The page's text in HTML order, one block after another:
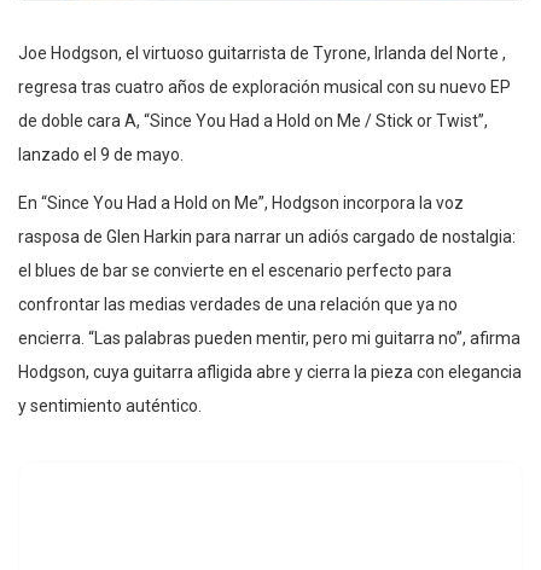
Joe Hodgson, el virtuoso guitarrista de Tyrone, Irlanda del Norte ,
regresa tras cuatro años de exploración musical con su nuevo EP
de doble cara A, “Since You Had a Hold on Me / Stick or Twist”,
lanzado el 9 de mayo.
En “Since You Had a Hold on Me”, Hodgson incorpora la voz
rasposa de Glen Harkin para narrar un adiós cargado de nostalgia:
el blues de bar se convierte en el escenario perfecto para
confrontar las medias verdades de una relación que ya no
encierra. “Las palabras pueden mentir, pero mi guitarra no”, afirma
Hodgson, cuya guitarra afligida abre y cierra la pieza con elegancia
y sentimiento auténtico.